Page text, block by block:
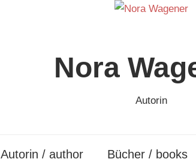
Nora
Autorin
Autorin / author Bücher / books